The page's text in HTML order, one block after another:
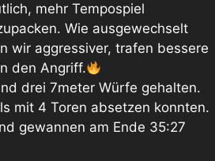
mehr Tempospiel
Wie ausgewechselt
wir aggressiver, trafen bessere
den Angriff.
drei 7meter Würfe gehalten.
mit 4 Toren absetzen konnten.
gewannen am Ende 35:27